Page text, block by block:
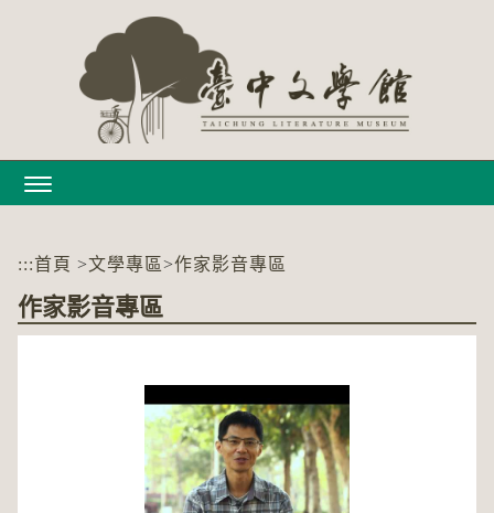
:::首頁 >文學專區>作家影音專區
作家影音專區